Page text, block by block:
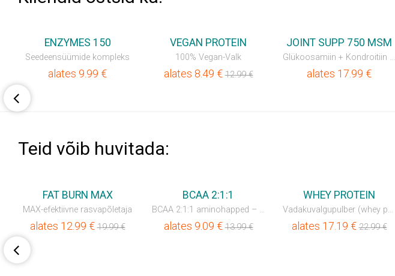
ENZYMES 150
Seedeensüümide kompleks
alates 9.99 €
VEGAN PROTEIN
100% Vegan-Valk
alates 8.49 €12.99€
JOINT SUPP 750 MSM
Glükoosamiin + Kondroitiin + MSM
alates 17.99 €
Teid võib huvitada:
FAT BURN MAX
MAX-efektiivne rasvapõletaja
alates 12.99 €19.99€
BCAA 2:1:1
BCAA 2:1:1 aminohapped – pulber
alates 9.09 €13.99€
WHEY PROTEIN
Vadakuvalgupulber (whey proteiin)
alates 17.19 €22.99€